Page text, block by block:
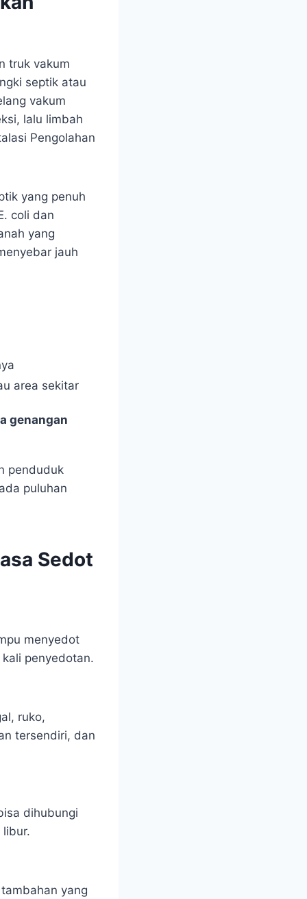
truk vakum
septik atau
vakum
lalu limbah
Pengolahan
yang penuh
coli dan
yang
jauh
area sekitar
genangan
penduduk
puluhan
Sedot
menyedot
penyedotan.
ruko,
tersendiri, dan
dihubungi
yang